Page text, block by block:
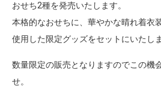
おせち2種を発売いたします。
本格的なおせちに、華やかな晴れ着衣
使用した限定グッズをセットにいたし
数量限定の販売となりますのでこの機
せ。